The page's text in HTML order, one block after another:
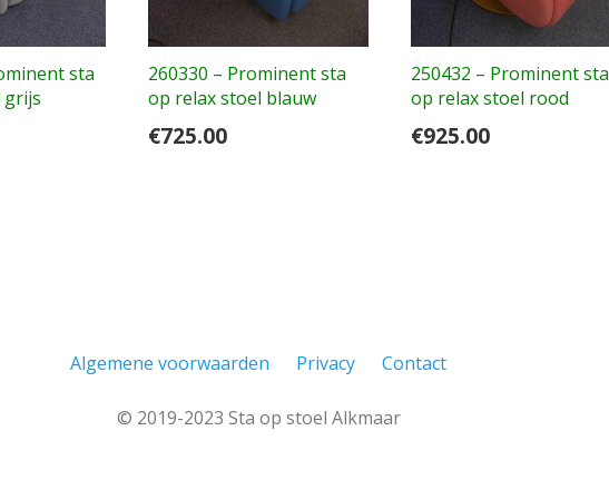
sta
grijs
260330 – Prominent sta
op relax stoel blauw
€725.00
250432 – Prominent sta
op relax stoel rood
€925.00
Algemene voorwaarden Privacy Contact
© 2019-2023 Sta op stoel Alkmaar